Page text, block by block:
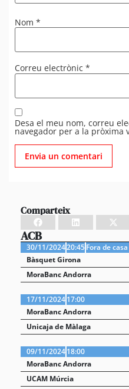
Nom *
Correu electrònic *
Desa el meu nom, correu
navegador per a la pròxima
Comparteix
ACB
30/11/202420:45Fora de casa
Bàsquet Girona
MoraBanc Andorra
17/11/202417:00
MoraBanc Andorra
Unicaja de Màlaga
09/11/202418:00
MoraBanc Andorra
UCAM Múrcia